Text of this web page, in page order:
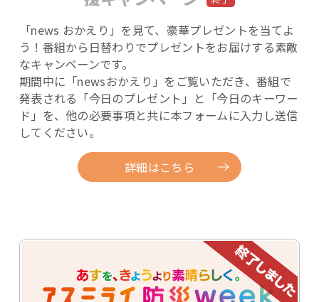
「news おかえり」を見て、豪華プレゼントを当てよ
う！ 番組から日替わりでプレゼントをお届けする素敵
なキャンペーンです。
期間中に「newsおかえり」をご覧いただき、番組で
発表される「今日のプレゼント」と「今日のキーワー
ド」を、他の必要事項と共に本フォームに入力し送信
してください。
詳細はこちら